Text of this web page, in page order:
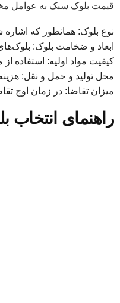
قیمت بلوک سبک به عوامل
نوع بلوک: همانطور که
ابعاد و ضخامت بلوک:
کیفیت مواد اولیه: استفاده
محل تولید و حمل و نقل:
میزان تقاضا: در زمان اوج
راهنمای